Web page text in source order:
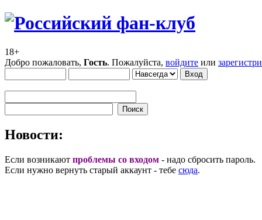
18+
Добро пожаловать, Гость. Пожалуйста, войдите или
Новости:
Если возникают проблемы со входом - надо сбросить пароль.
Если нужно вернуть старый аккаунт - тебе сюда.